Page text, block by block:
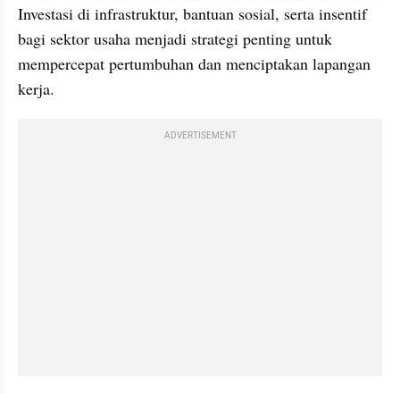
Investasi di infrastruktur, bantuan sosial, serta insentif
bagi sektor usaha menjadi strategi penting untuk
mempercepat pertumbuhan dan menciptakan lapangan
kerja.
ADVERTISEMENT